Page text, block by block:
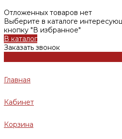
Отложенных товаров нет
Выберите в каталоге
кнопку "В избранное"
В каталог
Заказать звонок
Главная
Кабинет
Корзина